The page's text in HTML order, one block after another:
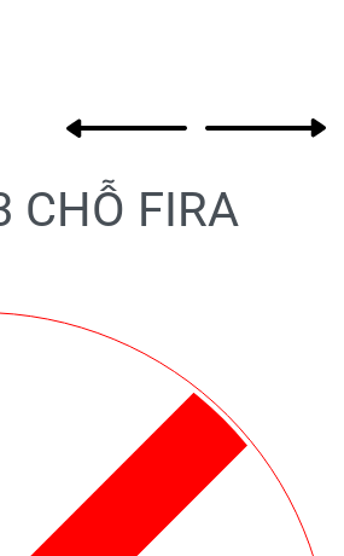
Product
product:
CHỖ FIRA